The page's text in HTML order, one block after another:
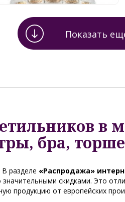
Показать
в
бра,
разделе «Распродажа»
скидками. Это
продукцию от европейских